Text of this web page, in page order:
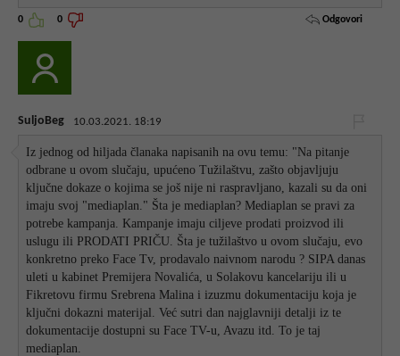
0 0 Odgovori
SuljoBeg 10.03.2021. 18:19
Iz jednog od hiljada članaka napisanih na ovu temu: "Na pitanje
odbrane u ovom slučaju, upućeno Tužilaštvu, zašto objavljuju
ključne dokaze o kojima se još nije ni raspravljano, kazali su da oni
imaju svoj "mediaplan." Šta je mediaplan? Mediaplan se pravi za
potrebe kampanja. Kampanje imaju ciljeve prodati proizvod ili
uslugu ili PRODATI PRIČU. Šta je tužilaštvo u ovom slučaju, evo
konkretno preko Face Tv, prodavalo naivnom narodu ? SIPA danas
uleti u kabinet Premijera Novalića, u Solakovu kancelariju ili u
Fikretovu firmu Srebrena Malina i izuzmu dokumentaciju koja je
ključni dokazni materijal. Već sutri dan najglavniji detalji iz te
dokumentacije dostupni su Face TV-u, Avazu itd. To je taj
mediaplan.